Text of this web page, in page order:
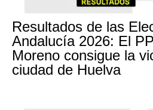
Resultados de las
Andalucía 2026: El
Moreno consigue la
ciudad de Huelva